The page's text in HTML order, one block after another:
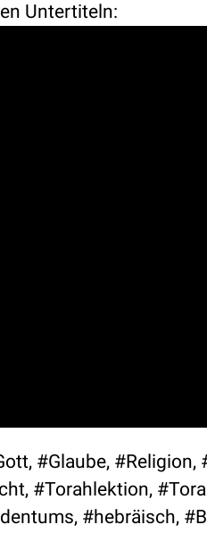
Untertiteln:
#Glaube,
#Torahlektion,
#hebräisch,